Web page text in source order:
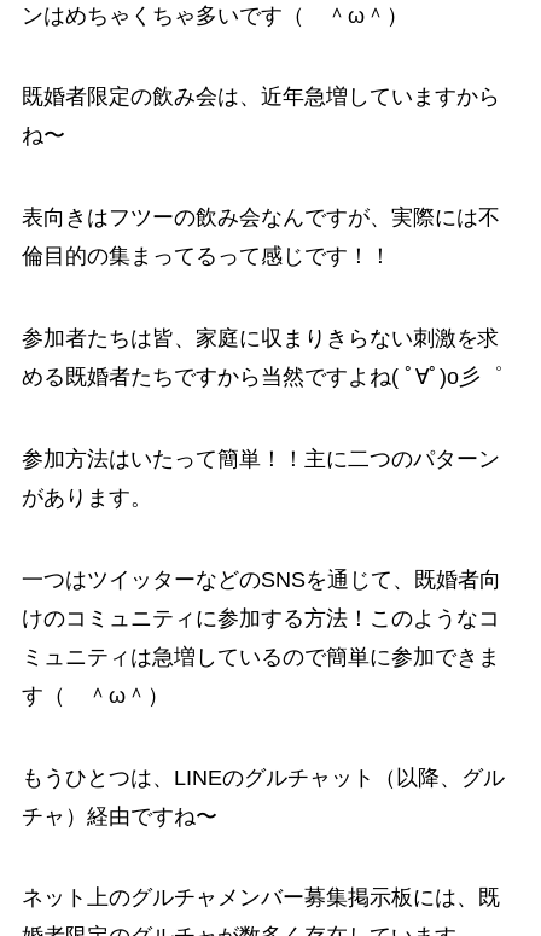
ンはめちゃくちゃ多いです（ ＾ω＾）
既婚者限定の飲み会は、近年急増していますから
ね〜
表向きはフツーの飲み会なんですが、実際には不
倫目的の集まってるって感じです！！
参加者たちは皆、家庭に収まりきらない刺激を求
める既婚者たちですから当然ですよね( ﾟ∀ﾟ)o彡゜
参加方法はいたって簡単！！主に二つのパターン
があります。
一つはツイッターなどのSNSを通じて、既婚者向
けのコミュニティに参加する方法！このようなコ
ミュニティは急増しているので簡単に参加できま
す（ ＾ω＾）
もうひとつは、LINEのグルチャット（以降、グル
チャ）経由ですね〜
ネット上のグルチャメンバー募集掲示板には、既